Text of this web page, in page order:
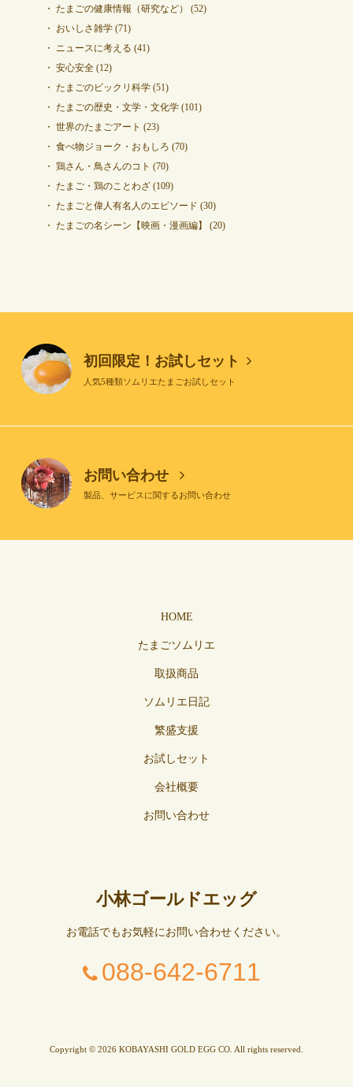
たまごの健康情報（研究など）
(52)
おいしさ雑学(71)
ニュースに考える (41)
安心安全(12)
たまごのビックリ科学(51)
たまごの歴史・文学・文化学(101)
世界のたまごアート (23)
食べ物ジョーク・おもしろ (70)
鶏さん・鳥さんのコト (70)
たまご・鶏のことわざ(109)
たまごと偉人有名人のエピソード (30)
たまごの名シーン【映画・漫画編】
(20)
初回限定！お試しセット
人気5種類ソムリエたまごお試しセット
お問い合わせ
製品、サービスに関するお問い合わせ
HOME
たまごソムリエ
取扱商品
ソムリエ日記
繁盛支援
お試しセット
会社概要
お問い合わせ
小林ゴールドエッグ
お電話でもお気軽にお問い合わせください。
088-642-6711
Copyright © 2026 KOBAYASHI GOLD EGG CO. All rights reserved.